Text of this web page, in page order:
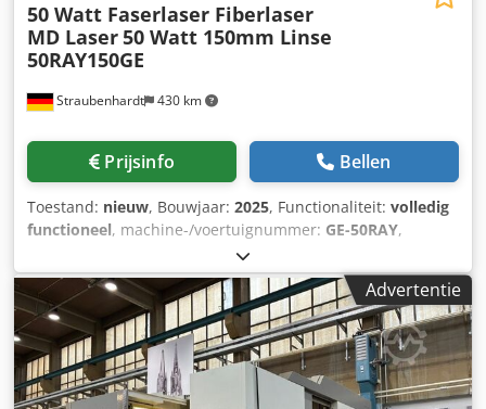
Straubenhardt 430 km
50 Watt Faserlaser Fiberlaser
MD Laser50 Watt 150mm Linse
50RAY150GE
Prijsinfo Bellen
Toestand: nieuw, Bouwjaar: 2025, Functionaliteit: volledig
functioneel, machine-/voertuignummer: GE-50RAY,
, type ingangsstroom:
Gelijkstroom, laservermogen:50 W, type koeling:lucht,
totale breedte:530 mm, totale hoogte: 770 mm, totale
lengte: 796 mm, totaalgewicht:254 kg, garantieduur:36
maanden , hoogteverstellingstype:elektrisch, deur
openingsbreedte:530 mm, deur openingshoogte:300
mm, tafel lengte:203 mm , tafelbreedte: 430 mm, laser
Advertentie